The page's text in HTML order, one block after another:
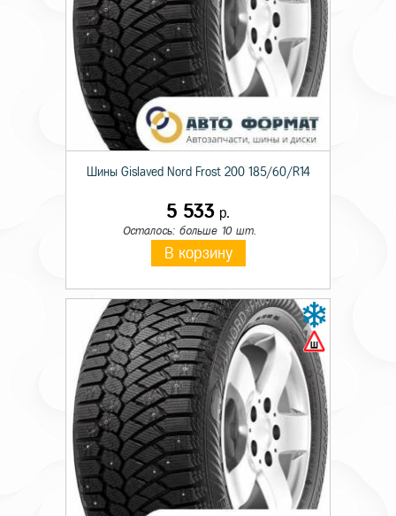
Шины Gislaved Nord Frost 200 185/60/R14
5 533 р.
Осталось: больше 10 шт.
В корзину